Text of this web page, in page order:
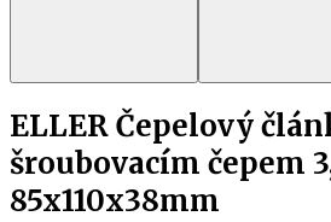
ELLER Čepelový
šroubovacím čepem
85x110x38mm